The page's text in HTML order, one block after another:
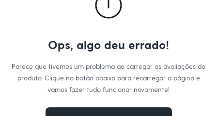
Dia dos Pais
Inverno
Passar em temperatura média.
Ops, algo deu errado!
Parece que tivemos um problema ao carregar as avaliações do
produto. Clique no botão abaixo para recarregar a página e
vamos fazer tudo funcionar novamente!